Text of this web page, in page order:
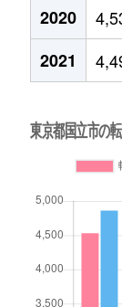
2020
2021